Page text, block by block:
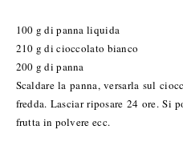
100 g di panna liquida
210 g di cioccolato bianco
200 g di panna
Scaldare la panna, versarla sul
fredda. Lasciar riposare 24 ore. Si
frutta in polvere ecc.